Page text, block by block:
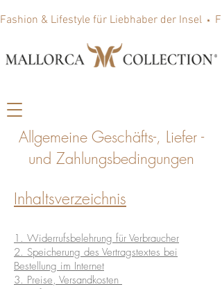
Fashion & Lifestyle für Liebhaber der Insel
Allgemeine Geschäfts-, Liefer -
und Zahlungsbedingungen
Inhaltsverzeichnis
1. Widerrufsbelehrung für Verbraucher
2. Speicherung des Vertragstextes bei
Bestellung im Internet
3. Preise, Versandkosten